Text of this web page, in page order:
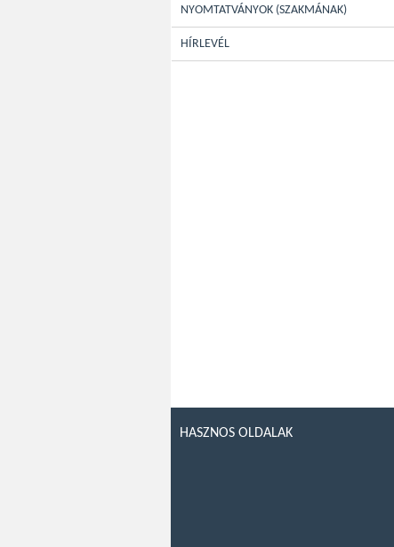
NYOMTATVÁNYOK (SZAKMÁNAK)
HÍRLEVÉL
HASZNOS OLDALAK